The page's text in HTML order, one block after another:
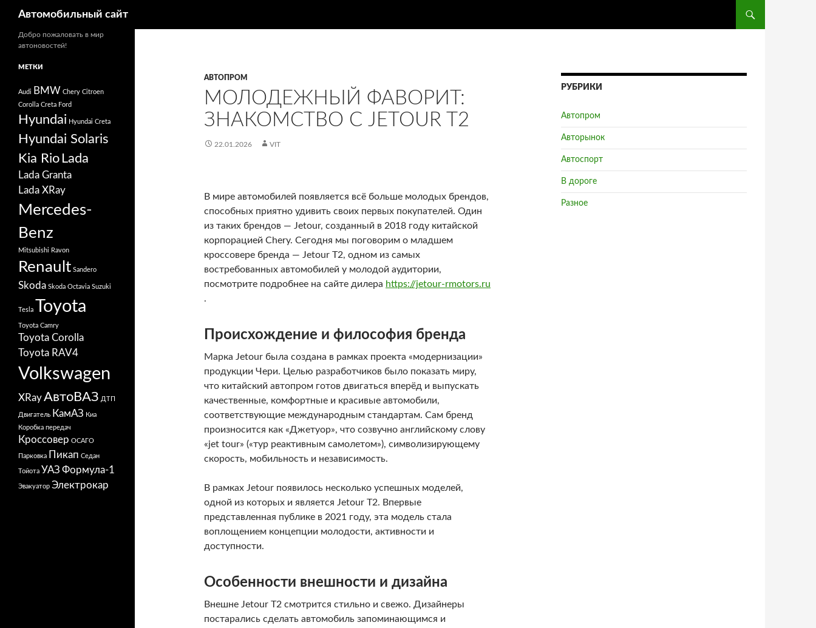
Автомобильный сайт
АВТОПРОМ
МОЛОДЕЖНЫЙ ФАВОРИТ:
ЗНАКОМСТВО С JETOUR T2
22.01.2026 VIT
В мире автомобилей появляется всё больше молодых брендов,
способных приятно удивить своих первых покупателей. Один
из таких брендов — Jetour, созданный в 2018 году китайской
корпорацией Chery. Сегодня мы поговорим о младшем
кроссовере бренда — Jetour T2, одном из самых
востребованных автомобилей у молодой аудитории,
посмотрите подробнее на сайте дилера https://jetour-rmotors.ru
.
Происхождение и философия бренда
Марка Jetour была создана в рамках проекта «модернизации»
продукции Чери. Целью разработчиков было показать миру,
что китайский автопром готов двигаться вперёд и выпускать
качественные, комфортные и красивые автомобили,
соответствующие международным стандартам. Сам бренд
произносится как «Джетуор», что созвучно английскому слову
«jet tour» («тур реактивным самолетом»), символизирующему
скорость, мобильность и независимость.
В рамках Jetour появилось несколько успешных моделей,
одной из которых и является Jetour T2. Впервые
представленная публике в 2021 году, эта модель стала
воплощением концепции молодости, активности и
доступности.
Особенности внешности и дизайна
Внешне Jetour T2 смотрится стильно и свежо. Дизайнеры
постарались сделать автомобиль запоминающимся и
РУБРИКИ
Автопром
Авторынок
Автоспорт
В дороге
Разное
Добро пожаловать в мир
автоновостей!
МЕТКИ
Audi BMW Chery Citroen
Corolla Creta Ford
Hyundai Hyundai Creta
Hyundai Solaris
Kia Rio Lada
Lada Granta
Lada XRay
Mercedes-
Benz
Mitsubishi Ravon
Renault Sandero
Skoda Skoda Octavia Suzuki
Tesla Toyota
Toyota Camry
Toyota Corolla
Toyota RAV4
Volkswagen
XRayАвтоВАЗ ДТП
Двигатель КамАЗ Киа
Коробка передач
Кроссовер ОСАГО
Парковка Пикап Седан
Тойота УАЗ Формула-1
Эвакуатор Электрокар